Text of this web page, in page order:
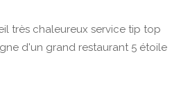
très chaleureux service tip top
d'un grand restaurant 5 étoile